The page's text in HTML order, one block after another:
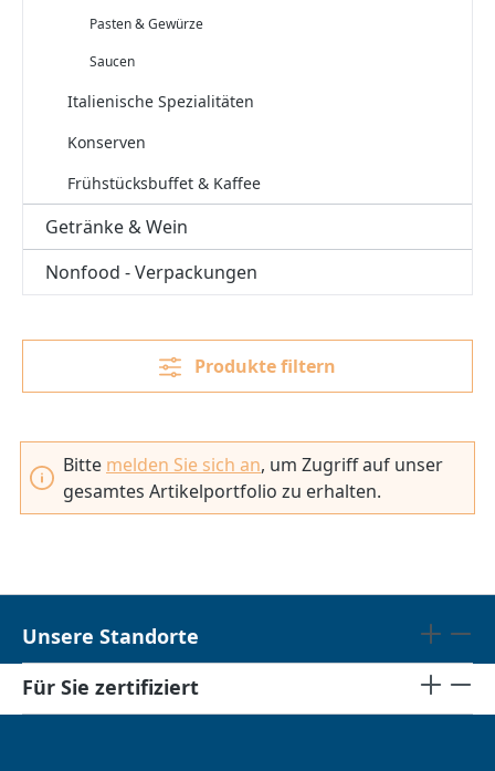
Pasten & Gewürze
Saucen
Italienische Spezialitäten
Konserven
Frühstücksbuffet & Kaffee
Getränke & Wein
Nonfood - Verpackungen
Produkte filtern
Bitte melden Sie sich an, um Zugriff auf unser
gesamtes Artikelportfolio zu erhalten.
Unsere Standorte
Für Sie zertifiziert